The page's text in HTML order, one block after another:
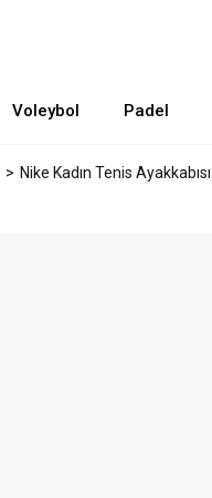
Voleybol Padel
Nike Kadın Tenis Ayakkabısı